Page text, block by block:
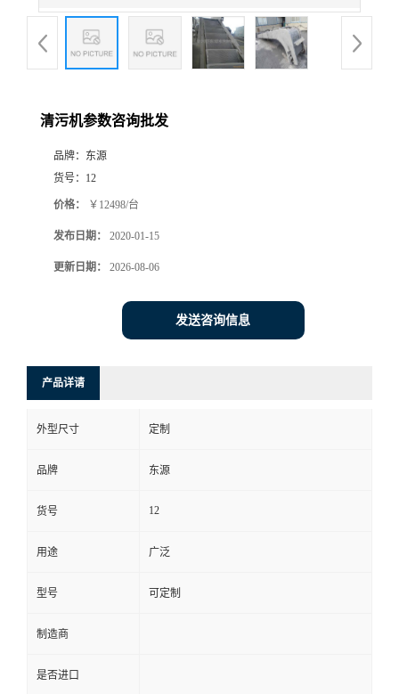
清污机参数咨询批发
品牌： 东源
货号： 12
价格： ￥12498/台
发布日期： 2020-01-15
更新日期： 2026-08-06
发送咨询信息
产品详请
外型尺寸 定制
品牌 东源
货号 12
用途 广泛
型号 可定制
制造商
是否进口